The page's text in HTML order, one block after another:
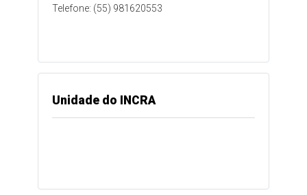
Telefone: (55) 981620553
Unidade do INCRA